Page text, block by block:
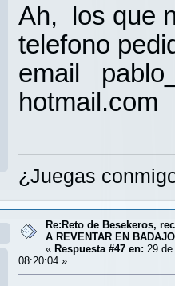
Ah, los que
telefono
email
hotmail.com
¿Juegas
Re:Reto de Besekeros,
A REVENTAR EN
« Respuesta #47 en: 29
08:20:04 »